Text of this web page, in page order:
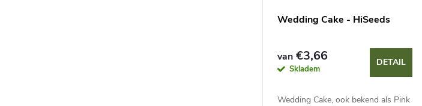
Wedding Cake - HiSeeds
van €3,66
Skladem
DETAIL
Wedding Cake, ook bekend als Pink